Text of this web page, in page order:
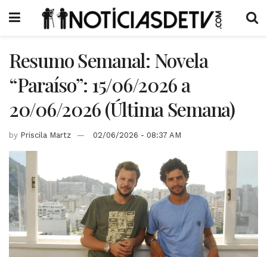
Resumo Semanal: Novela
“Paraíso”: 15/06/2026 a
20/06/2026 (Última Semana)
by Priscila Martz 02/06/2026 - 08:37 AM